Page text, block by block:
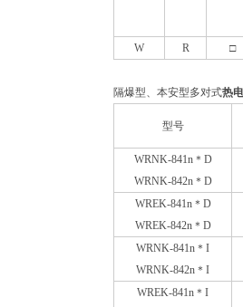
W R □
隔爆型、本安型多对式热
型号
WRNK-841n＊D
WRNK-842n＊D
WREK-841n＊D
WREK-842n＊D
WRNK-841n ＊I
WRNK-842n ＊I
WREK-841n ＊I